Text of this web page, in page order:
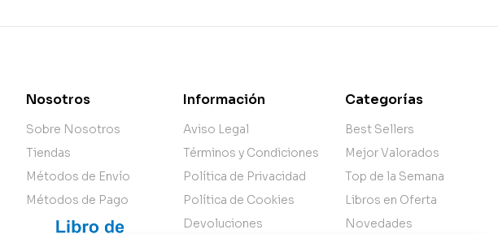
Nosotros
Sobre Nosotros
Tiendas
Métodos de Envío
Métodos de Pago
Información
Aviso Legal
Términos y Condiciones
Política de Privacidad
Política de Cookies
Devoluciones
Categorías
Best Sellers
Mejor Valorados
Top de la Semana
Libros en Oferta
Novedades